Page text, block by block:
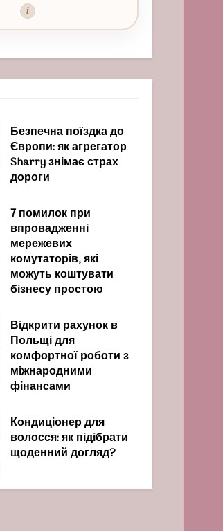
i
Безпечна поїздка до
Європи: як агрегатор
Sharry знімає страх
дороги
7 помилок при
впровадженні
мережевих
комутаторів, які
можуть коштувати
бізнесу простою
Відкрити рахунок в
Польщі для
комфортної роботи з
міжнародними
фінансами
Кондиціонер для
волосся: як підібрати
щоденний догляд?